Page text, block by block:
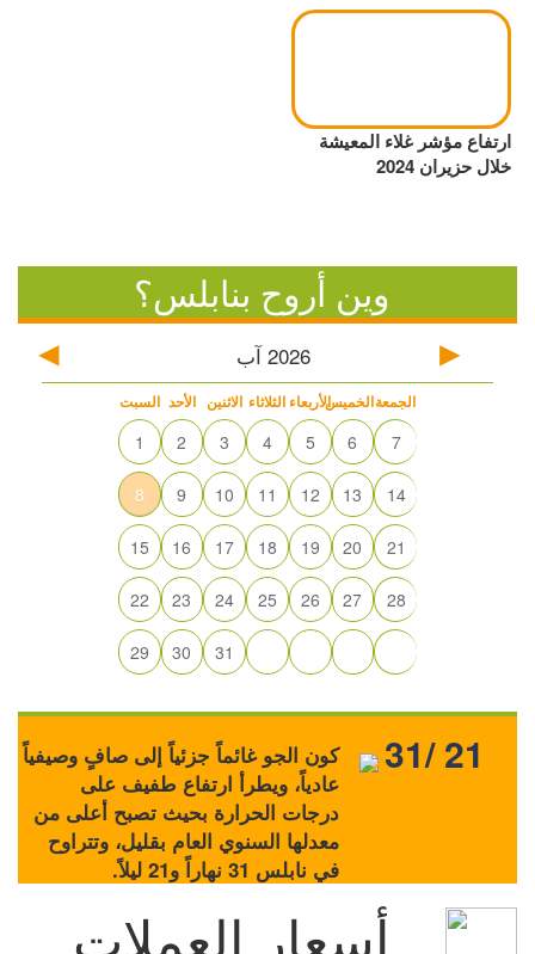
ارتفاع مؤشر غلاء المعيشة
خلال حزيران 2024
وين أروح بنابلس؟
2026 آب
السبت الأحد الاثنين الثلاثاء الأربعاءالخميسالجمعة
1 2 3 4 5 6 7
8 9 10 11 12 13 14
15 16 17 18 19 20 21
22 23 24 25 26 27 28
29 30 31
كون الجو غائماً جزئياً إلى صافٍ وصيفياً
عادياً، ويطرأ ارتفاع طفيف على
درجات الحرارة بحيث تصبح أعلى من
معدلها السنوي العام بقليل، وتتراوح
في نابلس 31 نهاراً و21 ليلاً.
31/ 21
أسعار العملات